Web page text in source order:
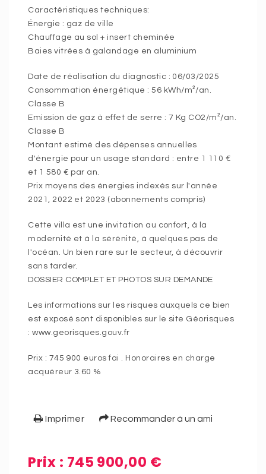
Caractéristiques techniques:
Énergie : gaz de ville
Chauffage au sol + insert cheminée
Baies vitrées à galandage en aluminium
Date de réalisation du diagnostic : 06/03/2025
Consommation énergétique : 56 kWh/m²/an.
Classe B
Emission de gaz à effet de serre : 7 Kg CO2/m²/an.
Classe B
Montant estimé des dépenses annuelles
d'énergie pour un usage standard : entre 1 110 €
et 1 580 € par an.
Prix moyens des énergies indexés sur l'année
2021, 2022 et 2023 (abonnements compris)
Cette villa est une invitation au confort, à la
modernité et à la sérénité, à quelques pas de
l'océan. Un bien rare sur le secteur, à découvrir
sans tarder.
DOSSIER COMPLET ET PHOTOS SUR DEMANDE
Les informations sur les risques auxquels ce bien
est exposé sont disponibles sur le site Géorisques
: www.georisques.gouv.fr
Prix : 745 900 euros fai . Honoraires en charge
acquéreur 3.60 %
Imprimer Recommander à un ami
Prix : 745 900,00 €